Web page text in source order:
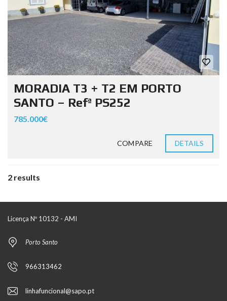
MORADIA T3 + T2 EM PORTO
SANTO – Refª PS252
785.000€
COMPARE DETAILS
2 results
Licença Nº 10132 - AMI
Porto Santo
966313462
linhafuncional@sapo.pt